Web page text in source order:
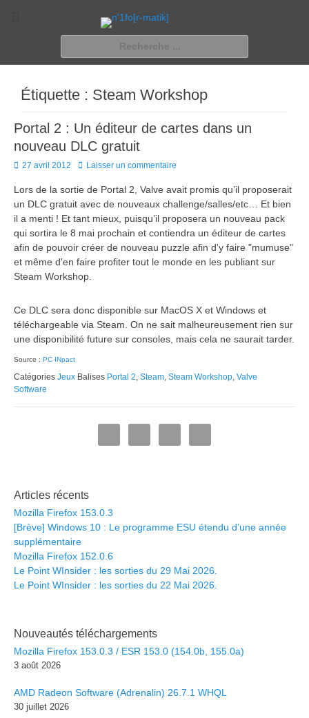
n'1fo[r-matik]
Pour les nymphos d'infos en info…
Étiquette : Steam Workshop
Portal 2 : Un éditeur de cartes dans un
nouveau DLC gratuit
Posted
27 avril 2012 Laisser un commentaire
Lors de la sortie de Portal 2, Valve avait promis qu’il proposerait
un DLC gratuit avec de nouveaux challenge/salles/etc… Et bien
il a menti ! Et tant mieux, puisqu’il proposera un nouveau pack
qui sortira le 8 mai prochain et contiendra un éditeur de cartes
afin de pouvoir créer de nouveau puzzle afin d'y faire "mumuse"
et même d'en faire profiter tout le monde en les publiant sur
Steam Workshop.
Ce DLC sera donc disponible sur MacOS X et Windows et
téléchargeable via Steam. On ne sait malheureusement rien sur
une disponibilité future sur consoles, mais cela ne saurait tarder.
Source : PC INpact
Catégories Jeux Balises Portal 2, Steam, Steam Workshop, Valve
Software
Articles récents
Mozilla Firefox 153.0.3
[Brève] Windows 10 : Le programme ESU étendu d’une année
supplémentaire
Mozilla Firefox 152.0.6
Le Point WInsider : les sorties du 29 Mai 2026.
Le Point WInsider : les sorties du 22 Mai 2026.
Nouveautés téléchargements
Mozilla Firefox 153.0.3 / ESR 153.0 (154.0b, 155.0a)
3 août 2026
AMD Radeon Software (Adrenalin) 26.7.1 WHQL
30 juillet 2026